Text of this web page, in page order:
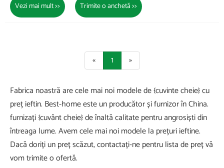
Vezi mai mult >> Trimite o anchetă >>
« 1 »
Fabrica noastră are cele mai noi modele de {cuvinte cheie} cu
preț ieftin. Best-home este un producător și furnizor în China.
furnizați {cuvânt cheie} de înaltă calitate pentru angrosiști ​​din
întreaga lume. Avem cele mai noi modele la prețuri ieftine.
Dacă doriți un preț scăzut, contactați-ne pentru lista de preț vă
vom trimite o ofertă.